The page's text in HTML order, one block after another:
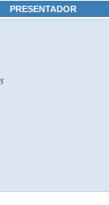
PRESENTADOR